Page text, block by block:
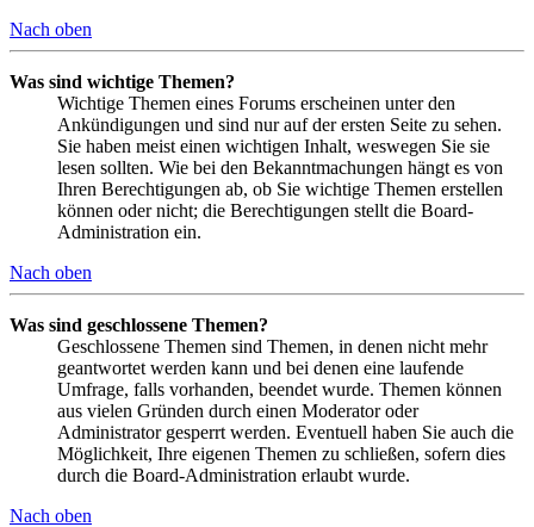
Nach oben
Was sind wichtige Themen?
Wichtige Themen eines Forums erscheinen unter den
Ankündigungen und sind nur auf der ersten Seite zu sehen.
Sie haben meist einen wichtigen Inhalt, weswegen Sie sie
lesen sollten. Wie bei den Bekanntmachungen hängt es von
Ihren Berechtigungen ab, ob Sie wichtige Themen erstellen
können oder nicht; die Berechtigungen stellt die Board-
Administration ein.
Nach oben
Was sind geschlossene Themen?
Geschlossene Themen sind Themen, in denen nicht mehr
geantwortet werden kann und bei denen eine laufende
Umfrage, falls vorhanden, beendet wurde. Themen können
aus vielen Gründen durch einen Moderator oder
Administrator gesperrt werden. Eventuell haben Sie auch die
Möglichkeit, Ihre eigenen Themen zu schließen, sofern dies
durch die Board-Administration erlaubt wurde.
Nach oben